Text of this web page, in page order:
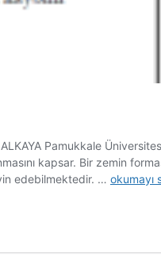
Pamukkale
kapsar. Bir zemin
edebilmektedir. … Zemin
okumayı